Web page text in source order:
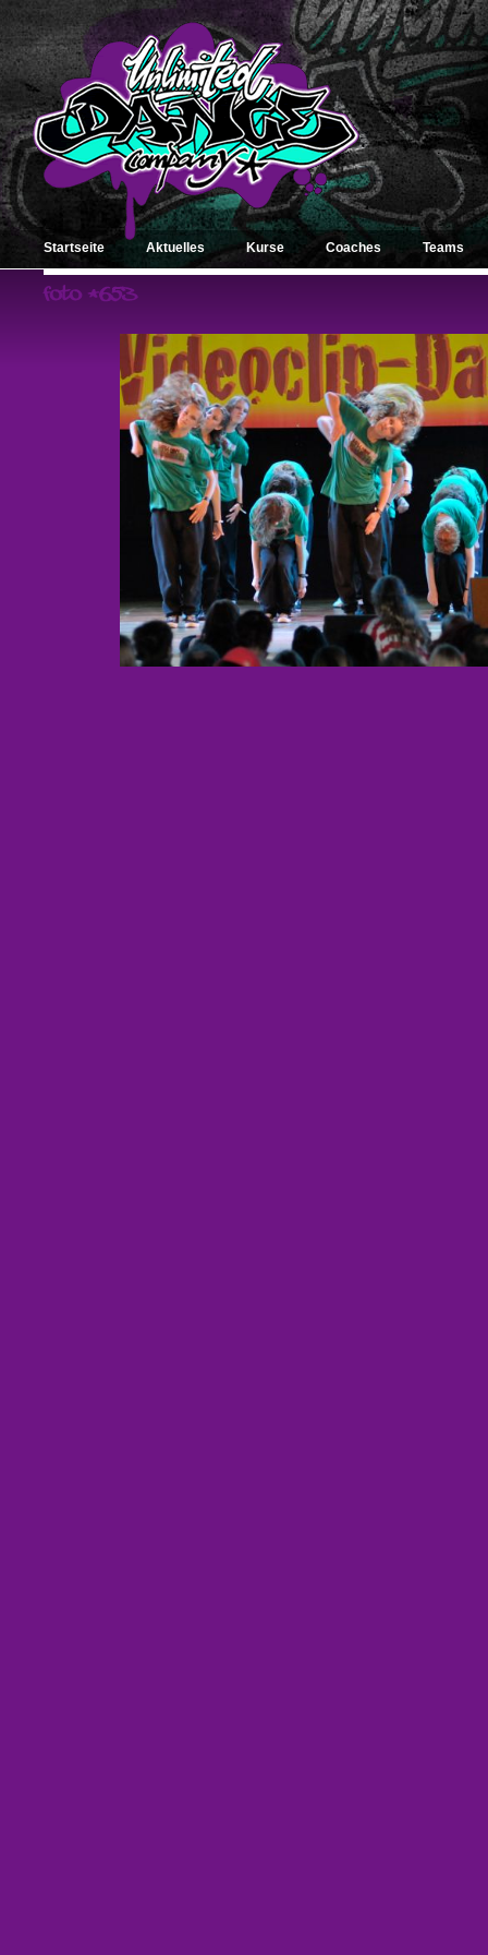
Startseite Aktuelles Kurse Coaches Teams